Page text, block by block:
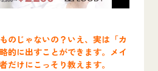
のじゃないの？いえ、実は「カ
的に出すことができます。メイ
だけにこっそり教えます。